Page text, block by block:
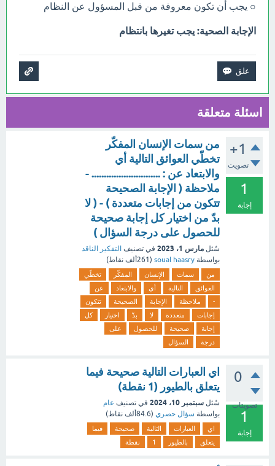
○ يجب أن تكون معروفة من قبل المسؤول عن النظام
الإجابة الصحية: يجب تغيرها بانتظام
اسئلة متعلقة
+1
تصويت
1
إجابة
من سمات الإنسان المفكّر
تخطّي العوائق التالية أي
والابتعاد عن : ............................ -
ملاحظة ( الإجابة الصحيحة
تتكون من إجابات متعددة ) - ( لا
بدّ من اختيار كل إجابة صحيحة
للحصول على درجة السؤال )
سُئل مارس 1، 2023 في تصنيف التفكير الناقد
بواسطة soual haasry
( 261ألف نقاط)
من سمات الإنسان المفكّر
تخطّي
العوائق
التالية أي والابتعاد
عن
-
ملاحظة الإجابة الصحيحة
تتكون
إجابات
متعددة لا بدّ اختيار
كل
إجابة
صحيحة للحصول
على
درجة
السؤال
0
تصويتات
1
إجابة
اي العبارات التالية صحيحة فيما
يتعلق بالطيور (1 نقطة)
سُئل سبتمبر 10، 2024 في تصنيف عام
بواسطة سؤال حصري (84.6ألف نقاط)
اي العبارات التالية صحيحة
فيما
يتعلق
بالطيور 1 نقطة